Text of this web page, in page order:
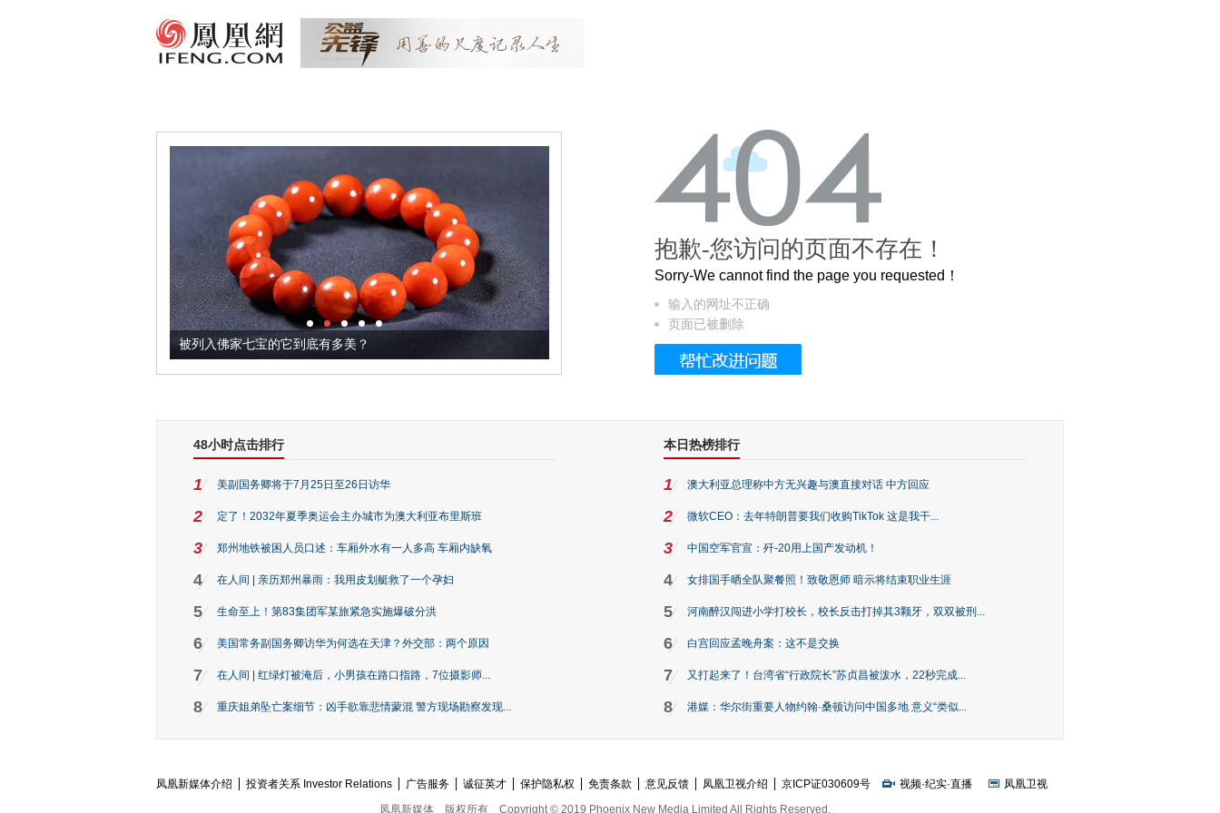
被列入佛家七宝的它到底有多美？ 这个3.2米的长卷，还原了600岁的紫禁城
抱歉-您访问的页面不存在！
Sorry-We cannot find the page you requested！
输入的网址不正确
页面已被删除
48小时点击排行
1 美副国务卿将于7月25日至26日访华
2 定了！2032年夏季奥运会主办城市为澳大利亚布里斯班
3 郑州地铁被困人员口述：车厢外水有一人多高 车厢内缺氧
4 在人间 | 亲历郑州暴雨：我用皮划艇救了一个孕妇
5 生命至上！第83集团军某旅紧急实施爆破分洪
6 美国常务副国务卿访华为何选在天津？外交部：两个原因
7 在人间 | 红绿灯被淹后，小男孩在路口指路，7位摄影师...
8 重庆姐弟坠亡案细节：凶手欲靠悲情蒙混 警方现场勘察发现...
本日热榜排行
1 澳大利亚总理称中方无兴趣与澳直接对话 中方回应
2 微软CEO：去年特朗普要我们收购TikTok 这是我干...
3 中国空军官宣：歼-20用上国产发动机！
4 女排国手晒全队聚餐照！致敬恩师 暗示将结束职业生涯
5 河南醉汉闯进小学打校长，校长反击打掉其3颗牙，双双被刑...
6 白宫回应孟晚舟案：这不是交换
7 又打起来了！台湾省“行政院长”苏贞昌被泼水，22秒完成...
8 港媒：华尔街重要人物约翰·桑顿访问中国多地 意义“类似...
凤凰新媒体介绍 投资者关系 Investor Relations 广告服务 诚征英才 保护隐私权 免责条款 意见反馈 凤凰卫视介绍 京ICP证030609号 视频·纪实·直播
凤凰卫视
凤凰新媒体
版权所有 Copyright © 2019 Phoenix New Media Limited All Rights Reserved.